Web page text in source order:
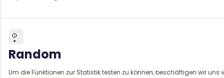
Random
Um die Funktionen zur Statistik testen zu können, beschäftigen wir